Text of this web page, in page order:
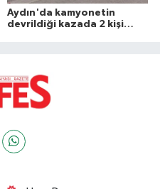
Aydın'da kamyonetin
devrildiği kazada 2 kişi